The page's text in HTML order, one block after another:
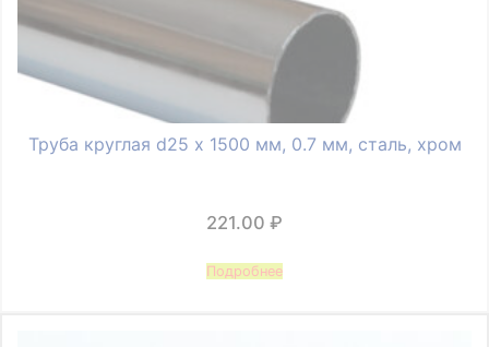
Труба круглая d25 х 1500 мм, 0.7 мм, сталь, хром
221.00 ₽
Подробнее